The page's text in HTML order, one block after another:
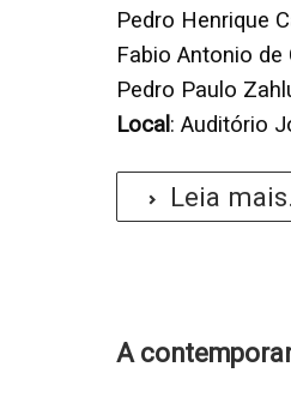
Pedro Henrique
Fabio Antonio
Pedro Paulo
Local : Auditório
Leia mais...
A